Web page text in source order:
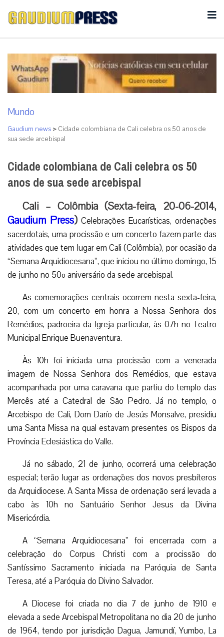
Mundo
Gaudium news > Cidade colombiana de Cali celebra os 50 anos de
sua sede arcebispal
Cidade colombiana de Cali celebra os 50
anos de sua sede arcebispal
Cali – Colômbia (Sexta-feira, 20-06-2014,
Gaudium Press) Celebrações Eucarísticas, ordenações
sacerdotais, uma procissão e um concerto fazem parte das
atividades que tem lugar em Cali (Colômbia), por ocasião da
“Semana Arquidiocesana”, que iniciou no último domingo, 15
de junho no 50º aniversário da sede arcebispal.
As comemorações centrais ocorrem nesta sexta-feira,
20, com um concerto em honra a Nossa Senhora dos
Remédios, padroeira da Igreja particular, às 07h no Teatro
Municipal Enrique Buenaventura.
Às 10h foi iniciada uma procissão com a venerada
imagem de Nossa Senhora dos Remédios, que estava
acompanhada por uma caravana que partiu do templo das
Mercês até a Catedral de São Pedro. Já no templo, o
Arcebispo de Cali, Dom Darío de Jesús Monsalve, presidiu
uma Santa Missa na qual estavam presentes os Bispos da
Província Eclesiástica do Valle.
Já no sábado, 21 de junho, ocorrerá uma celebração
especial; terão lugar as ordenações dos novos presbíteros
da Arquidiocese. A Santa Missa de ordenação será levada a
cabo às 10h no Santuário Senhor Jesus da Divina
Misericórdia.
A “Semana Arquidiocesana” foi encerrada com a
celebração do Corpus Christi com a procissão do
Santíssimo Sacramento iniciada na Paróquia de Santa
Teresa, até a Paróquia do Divino Salvador.
A Diocese foi criada no dia 7 de junho de 1910 e
elevada a sede Arcebispal Metropolitana no dia 20 de junho
de 1964, tendo por jurisdição Dagua, Jamundí, Yumbo, La